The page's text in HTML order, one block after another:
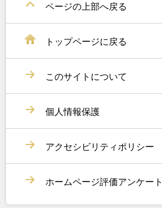
ページの上部へ戻る
トップページに戻る
このサイトについて
個人情報保護
アクセシビリティポリシー
ホームページ評価アンケート